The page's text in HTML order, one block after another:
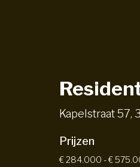
Kapelstraat 57,
Prijzen
€ 284.000 - €